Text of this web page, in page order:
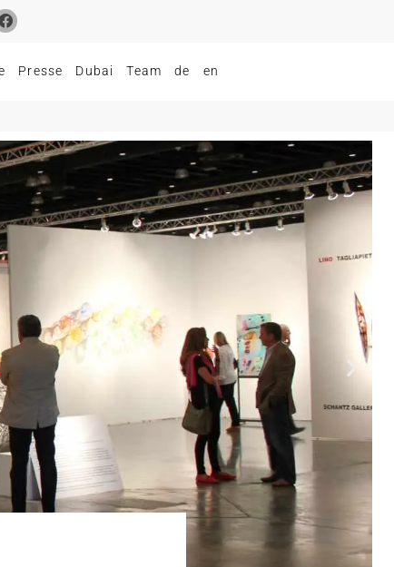
Presse Dubai Team de en